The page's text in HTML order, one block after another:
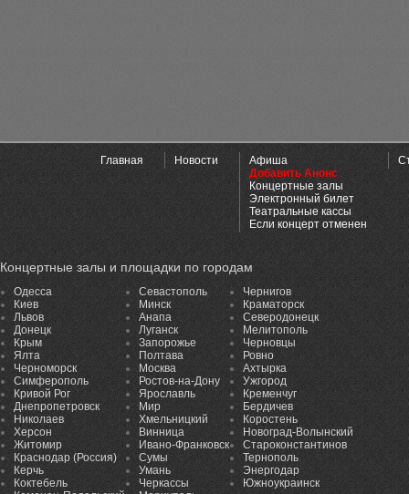
Главная Новости
Афиша
Добавить Анонс
Концертные залы
Электронный билет
Театральные кассы
Если концерт отменен
Концертные залы и площадки по городам
Одесса
Киев
Львов
Донецк
Крым
Ялта
Черноморск
Симферополь
Кривой Рог
Днепропетровск
Николаев
Херсон
Житомир
Краснодар (Россия)
Керчь
Коктебель
Севастополь
Минск
Анапа
Луганск
Запорожье
Полтава
Москва
Ростов-на-Дону
Ярославль
Мир
Хмельницкий
Винница
Ивано-Франковск
Сумы
Умань
Черкассы
Чернигов
Краматорск
Северодонецк
Мелитополь
Черновцы
Ровно
Ахтырка
Ужгород
Кременчуг
Бердичев
Коростень
Новоград-Волынский
Староконстантинов
Тернополь
Энергодар
Южноукраинск